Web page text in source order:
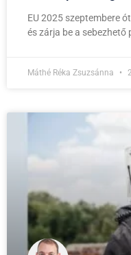
EU 2025 szeptembere
és zárja be a sebezhető
Máthé Réka Zsuzsánna